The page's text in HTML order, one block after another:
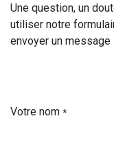
Une question, un
utiliser notre
envoyer un message
Votre nom *